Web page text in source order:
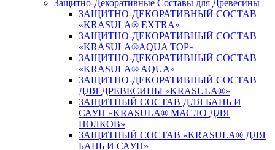
Защитно-Декоративные Составы для Древесины
ЗАЩИТНО-ДЕКОРАТИВНЫЙ СОСТАВ
«KRASULA® EXTRA»
ЗАЩИТНО-ДЕКОРАТИВНЫЙ СОСТАВ
«KRASULA®AQUA TOP»
ЗАЩИТНО-ДЕКОРАТИВНЫЙ СОСТАВ
«KRASULA® AQUA»
ЗАЩИТНО-ДЕКОРАТИВНЫЙ СОСТАВ
ДЛЯ ДРЕВЕСИНЫ «KRASULA®»
ЗАЩИТНЫЙ СОСТАВ ДЛЯ БАНЬ И
САУН «KRASULA® МАСЛО ДЛЯ
ПОЛКОВ»
ЗАЩИТНЫЙ СОСТАВ «KRASULA® ДЛЯ
БАНЬ И САУН»